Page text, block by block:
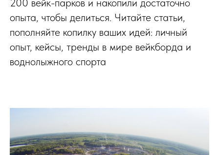
200 вейк-парков и накопили достаточно
опыта, чтобы делиться. Читайте статьи,
пополняйте копилку ваших идей: личный
опыт, кейсы, тренды в мире вейкборда и
воднолыжного спорта